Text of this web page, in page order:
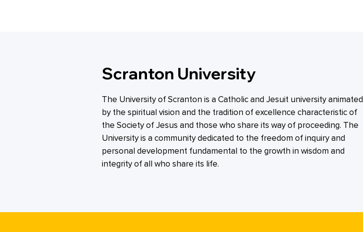
Scranton University
The University of Scranton is a Catholic and Jesuit university animated
by the spiritual vision and the tradition of excellence characteristic of
the Society of Jesus and those who share its way of proceeding. The
University is a community dedicated to the freedom of inquiry and
personal development fundamental to the growth in wisdom and
integrity of all who share its life.